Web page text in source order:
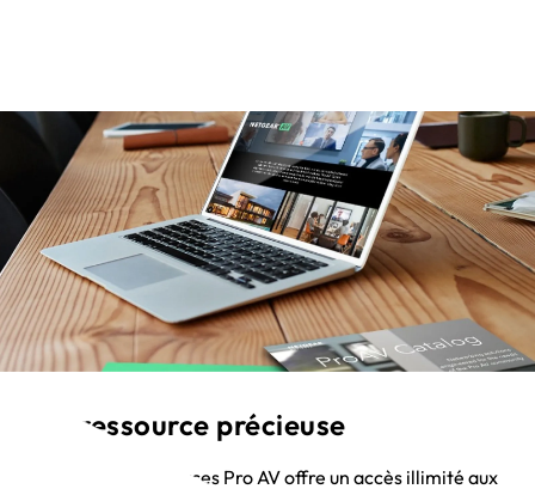
Une ressource précieuse
Le centre de ressources Pro AV offre un accès illimité aux